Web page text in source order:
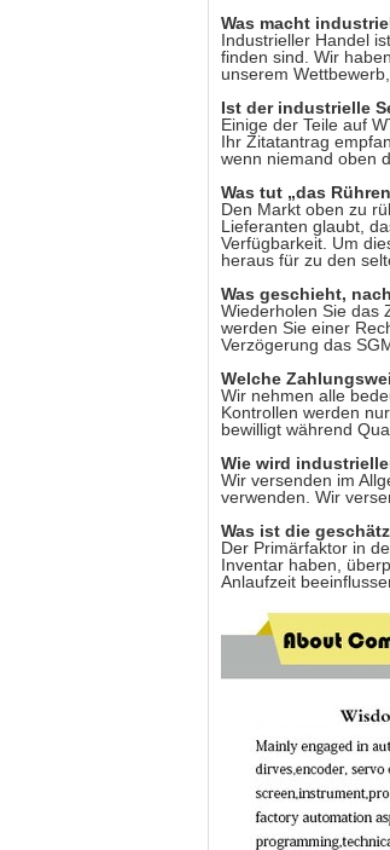
Was macht
Industrieller Handel
finden sind. Wir
unserem
Ist der industrielle
Einige der Teile auf
Ihr Zitatantrag
wenn niemand oben
Was tut „das
Den Markt oben zu
Lieferanten glaubt,
Verfügbarkeit. Um
heraus für zu den
Was geschieht,
Wiederholen Sie das
werden Sie einer
Verzögerung das
Welche
Wir nehmen alle
Kontrollen werden
bewilligt während
Wie wird
Wir versenden im
verwenden. Wir
Was ist die
Der Primärfaktor in
Inventar haben,
Anlaufzeit